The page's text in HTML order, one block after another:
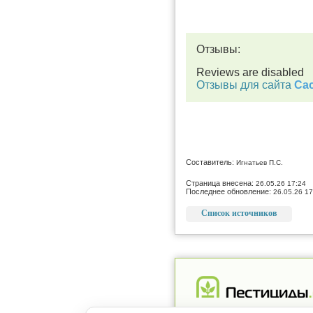
Отзывы:
Reviews are disabled
Отзывы для сайта
Составитель: Игнатьев П.С.
Страница внесена: 26.05.26 17:24
Последнее обновление: 26.05.26
Список источников